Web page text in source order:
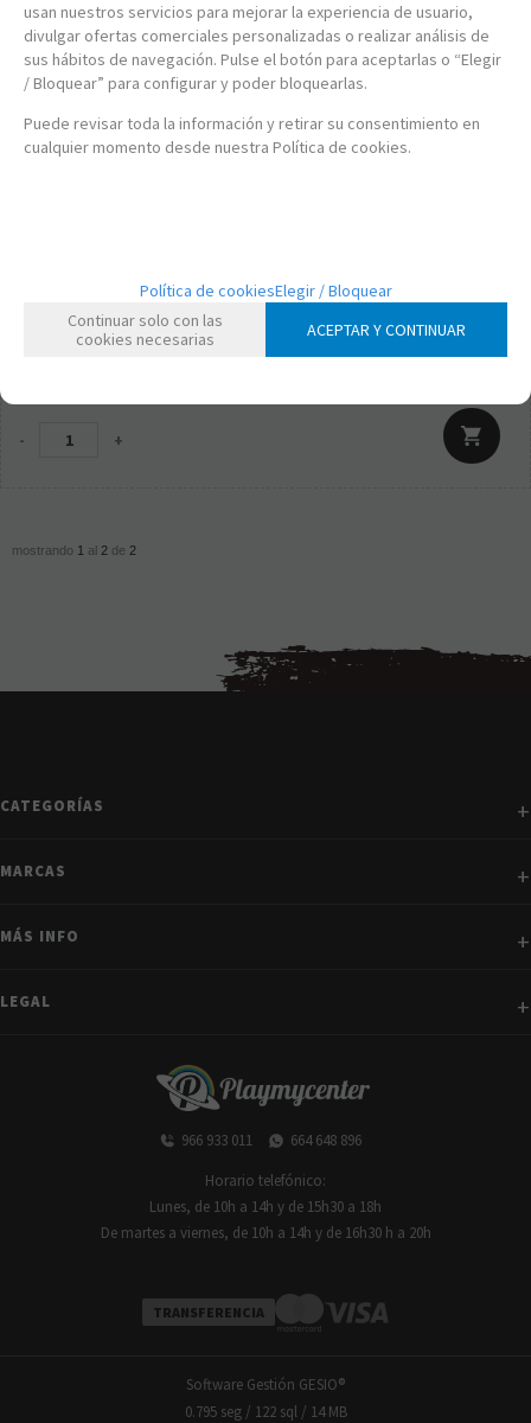
FUNKO POP! MULAN - MUSHU 25 CM
25,95€
- +
mostrando 1 al 2 de 2
CATEGORÍAS
MARCAS
MÁS INFO
LEGAL
966 933 011 664 648 896
Horario telefónico:
Lunes, de 10h a 14h y de 15h30 a 18h
De martes a viernes, de 10h a 14h y de 16h30 h a 20h
TRANSFERENCIA
Software Gestión GESIO®
0.795 seg / 122 sql/ 14 MB
usan nuestros servicios para mejorar la experiencia de usuario,
divulgar ofertas comerciales personalizadas o realizar análisis de
sus hábitos de navegación. Pulse el botón para aceptarlas o “Elegir
/ Bloquear” para configurar y poder bloquearlas.
Puede revisar toda la información y retirar su consentimiento en
cualquier momento desde nuestra Política de cookies.
Política de cookiesElegir / Bloquear
Continuar solo con las
cookies necesarias
ACEPTAR Y CONTINUAR